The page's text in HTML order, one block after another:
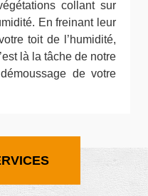
collant sur
En freinant leur
toit de l’humidité,
là la tâche de notre
de votre